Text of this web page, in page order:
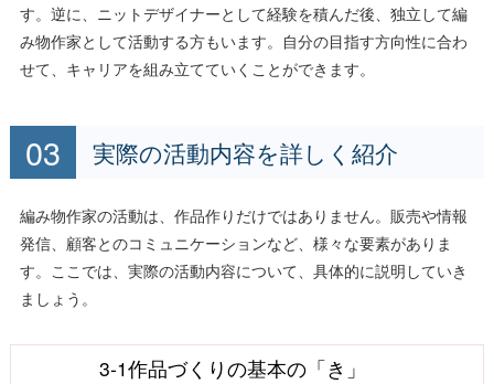
す。逆に、ニットデザイナーとして経験を積んだ後、独立して編
み物作家として活動する方もいます。自分の目指す方向性に合わ
せて、キャリアを組み立てていくことができます。
実際の活動内容を詳しく紹介
編み物作家の活動は、作品作りだけではありません。販売や情報
発信、顧客とのコミュニケーションなど、様々な要素がありま
す。ここでは、実際の活動内容について、具体的に説明していき
ましょう。
3-1作品づくりの基本の「き」